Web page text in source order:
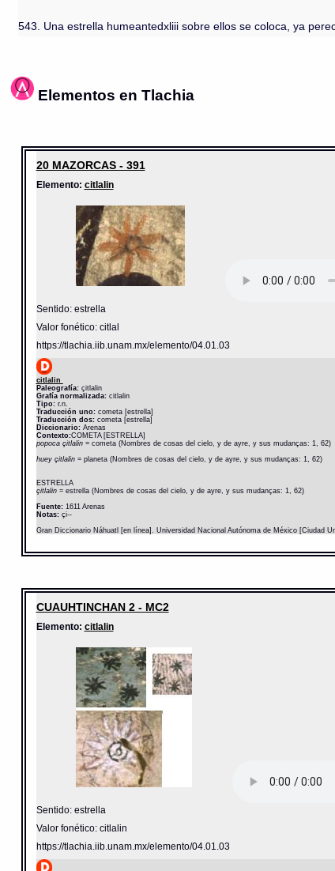
543. Una estrella humeantedxliii sobre ellos se coloca, ya
Elementos en Tlachia
20 MAZORCAS - 391
Elemento: citlalin
Sentido: estrella
Valor fonético: citlal
https://tlachia.iib.unam.mx/elemento/04.01.03
citlalin
Paleografía:çitlalin
Grafía normalizada:citlalin
Tipo:r.n.
Traducción uno:cometa [estrella]
Traducción dos:cometa [estrella]
Diccionario: Arenas
Contexto:COMETA [ESTRELLA]
popoca çitlalin = cometa (Nombres de cosas del cielo, y de ayre, y sus mudanças: 1, 62)
huey çitlalin = planeta (Nombres de cosas del cielo, y de ayre, y sus mudanças: 1, 62)
ESTRELLA
çitlalin = estrella (Nombres de cosas del cielo, y de ayre, y sus mudanças: 1, 62)
Fuente:1611 Arenas
Notas:çi--
Gran Diccionario Náhuatl [en línea]. Universidad Nacional Autónoma de México [Ciudad
CUAUHTINCHAN 2 - MC2
Elemento: citlalin
Sentido: estrella
Valor fonético: citlalin
https://tlachia.iib.unam.mx/elemento/04.01.03